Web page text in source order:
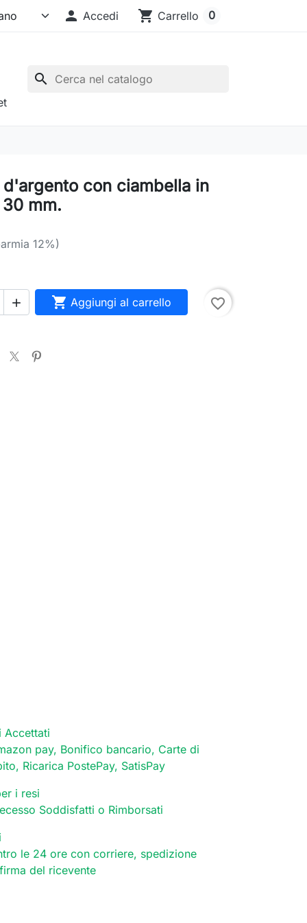
 Accedi shopping_cart Carrello 0
search
con ciambella in
mm.
12%)
  Aggiungi al carrello favorite_border
Accettati
pay, Bonifico bancario, Carte di
Ricarica PostePay, SatisPay
i resi
Soddisfatti o Rimborsati
le 24 ore con corriere, spedizione
del ricevente